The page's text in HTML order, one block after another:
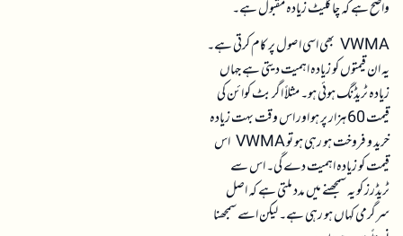
واضح ہے کہ چاکلیٹ زیادہ مقبول ہے۔
VWMA بھی اسی اصول پر کام کرتی ہے۔
یہ ان قیمتوں کو زیادہ اہمیت دیتی ہے جہاں
زیادہ ٹریڈنگ ہوئی ہو۔ مثلاً اگر بٹ کوائن کی
قیمت 60 ہزار پر ہو اور اس وقت بہت زیادہ
خرید و فروخت ہو رہی ہو تو VWMA اس
قیمت کو زیادہ اہمیت دے گی۔ اس سے
ٹریڈرز کو یہ سمجھنے میں مدد ملتی ہے کہ اصل
سرگرمی کہاں ہو رہی ہے۔ لیکن اسے سمجھنا